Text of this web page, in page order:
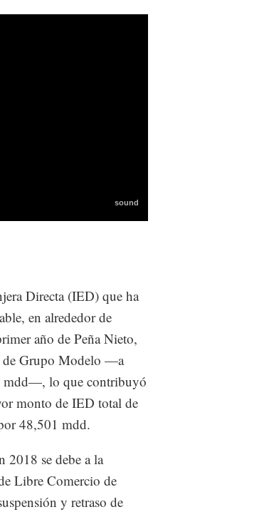
Directa (IED) que ha
en alrededor de
año de Peña Nieto,
de Grupo Modelo —a
mdd—, lo que contribuyó
monto de IED total de
48,501 mdd.
2018 se debe a la
Libre Comercio de
y retraso de